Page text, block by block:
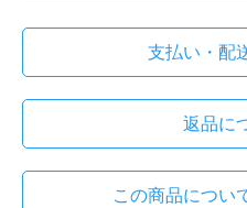
支払い・配
返品に
この商品につい